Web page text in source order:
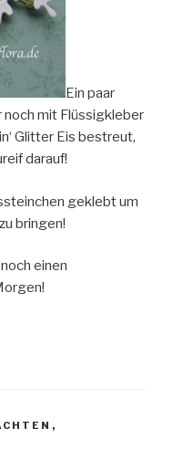
Ein paar
noch mit Flüssigkleber
Glitter Eis bestreut,
darauf!
geklebt um
bringen!
einen
,